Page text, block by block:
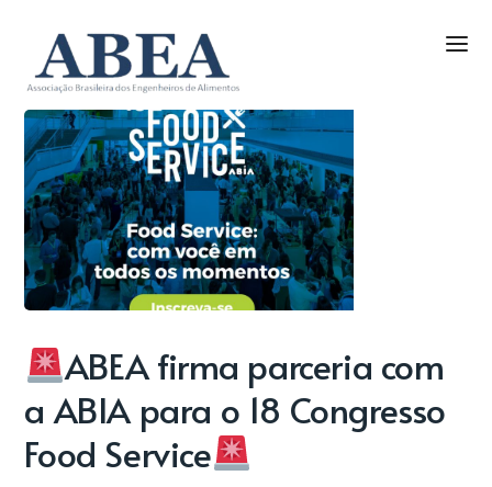
ABEA firma parceria com
a ABIA para o 18 Congresso
Food Service